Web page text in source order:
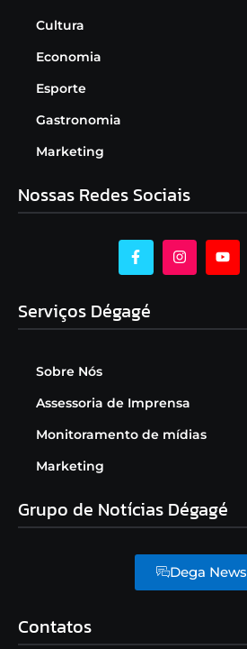
Cultura
Economia
Esporte
Gastronomia
Marketing
Nossas Redes Sociais
Serviços Dégagé
Sobre Nós
Assessoria de Imprensa
Monitoramento de mídias
Marketing
Grupo de Notícias Dégagé
Dega News
Contatos